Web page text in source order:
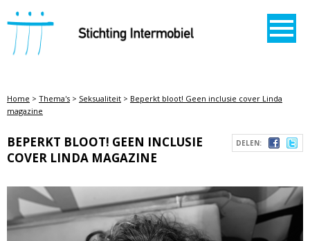
STICHTING INTERMOBIEL
Home > Thema's > Seksualiteit > Beperkt bloot! Geen inclusie cover Linda
magazine
DELEN:
BEPERKT BLOOT! GEEN INCLUSIE
COVER LINDA MAGAZINE